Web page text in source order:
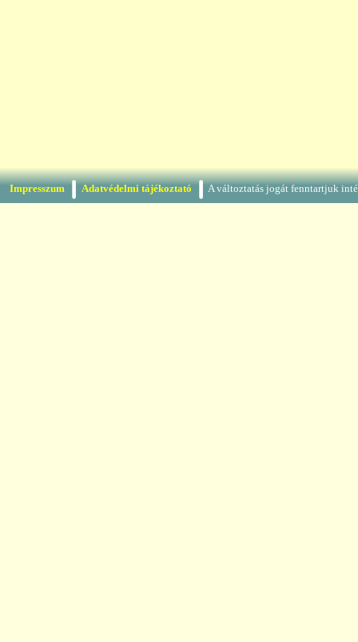
Impresszum Adatvédelmi tájékoztató A változtatás jogát fenntartjuk